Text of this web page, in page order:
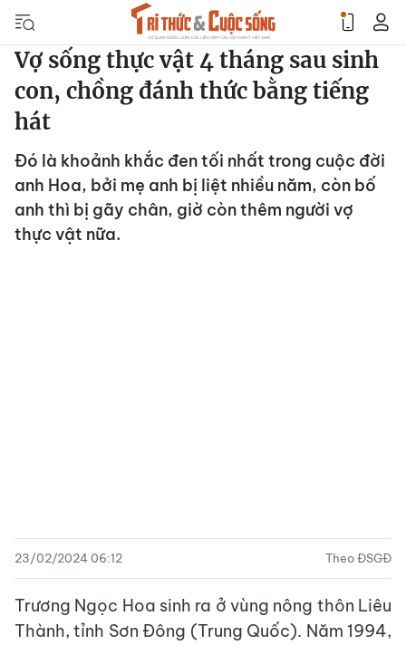
Vợ sống thực vật 4 tháng sau sinh
con, chồng đánh thức bằng tiếng
hát
Đó là khoảnh khắc đen tối nhất trong cuộc đời
anh Hoa, bởi mẹ anh bị liệt nhiều năm, còn bố
anh thì bị gãy chân, giờ còn thêm người vợ
thực vật nữa.
23/02/2024 06:12 Theo ĐSGĐ
Trương Ngọc Hoa sinh ra ở vùng nông thôn Liêu
Thành, tỉnh Sơn Đông (Trung Quốc). Năm 1994,